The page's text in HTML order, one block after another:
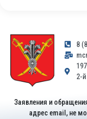
8
2-
Заявления и
адрес email, не